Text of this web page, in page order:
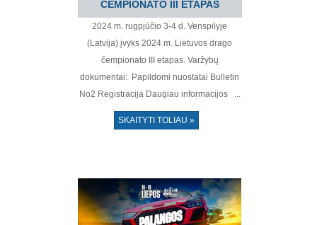
ČEMPIONATO III ETAPAS
2024 m. rugpjūčio 3-4 d. Venspilyje
(Latvija) įvyks 2024 m. Lietuvos drago
čempionato III etapas. Varžybų
dokumentai: Papildomi nuostatai Bulletin
No2 Registracija Daugiau informacijos ...
SKAITYTI TOLIAU »